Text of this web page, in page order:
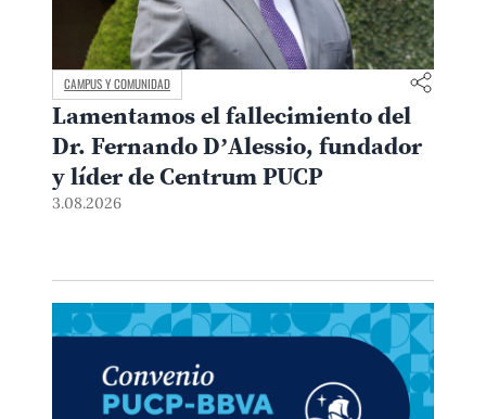
CAMPUS Y COMUNIDAD
Lamentamos el fallecimiento del
Dr. Fernando D’Alessio, fundador
y líder de Centrum PUCP
3.08.2026